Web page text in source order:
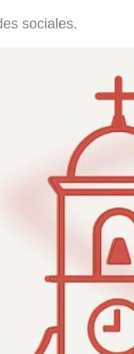
sociales.